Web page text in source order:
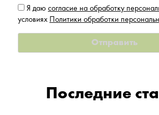
Я даю согласие на обработку
условиях Политики обработки
Последние